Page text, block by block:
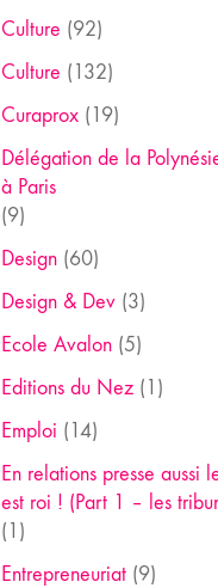
Culture (92)
Culture (132)
Curaprox(19)
Délégation de la
à Paris
(9)
Design(60)
Design & Dev(3)
Ecole Avalon(5)
Editions du Nez(1)
Emploi (14)
En relations presse aussi
est roi ! (Part 1 – les
(1)
Entrepreneuriat(9)